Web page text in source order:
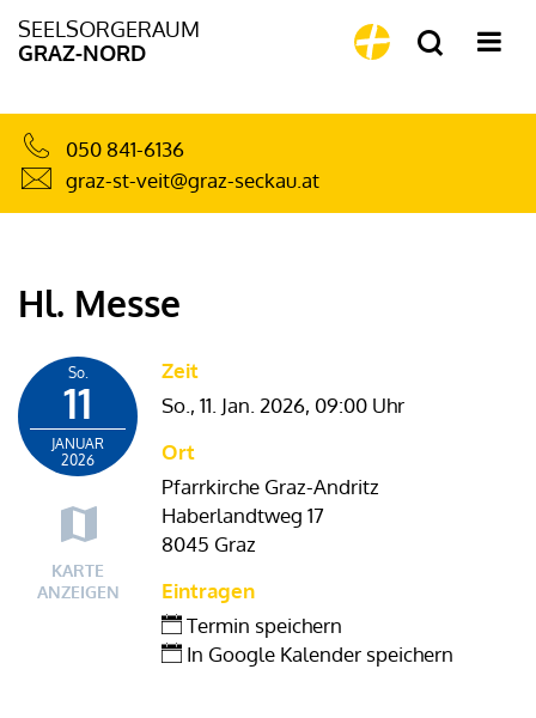
SEELSORGERAUM
GRAZ-NORD
050 841-6136
graz-st-veit@graz-seckau.at
Hl. Messe
So.
11
JANUAR
2026
KARTE
ANZEIGEN
Zeit
So., 11. Jan. 2026, 09:00 Uhr
Ort
Pfarrkirche Graz-Andritz
Haberlandtweg 17
8045 Graz
Eintragen
Termin speichern
In Google Kalender speichern